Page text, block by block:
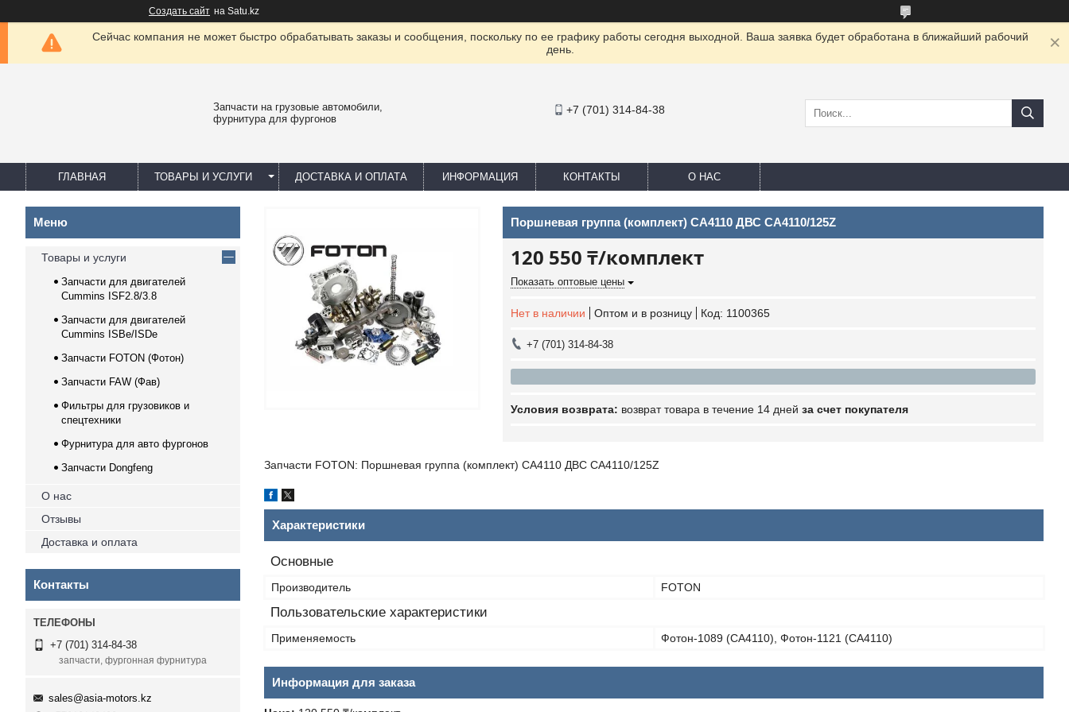
Создать сайт на Satu.kz
Сейчас компания не может быстро обрабатывать заказы и сообщения, поскольку по ее графику работы сегодня выходной. Ваша заявка будет обработана в ближайший рабочий
день.
Запчасти на грузовые автомобили,
фурнитура для фургонов
+7 (701) 314-84-38
ГЛАВНАЯ ТОВАРЫ И УСЛУГИ ДОСТАВКА И ОПЛАТА ИНФОРМАЦИЯ КОНТАКТЫ О НАС
Поршневая группа (комплект) CA4110 ДВС CA4110/125Z
120 550 ₸/комплект
Показать оптовые цены
Нет в наличии Оптом и в розницу Код: 1100365
+7 (701) 314-84-38
возврат товара в течение 14 дней за счет покупателя
Запчасти FOTON: Поршневая группа (комплект) CA4110 ДВС CA4110/125Z
Характеристики
Основные
Производитель FOTON
Пользовательские характеристики
Применяемость Фотон-1089 (CA4110), Фотон-1121 (CA4110)
Информация для заказа
Товары и услуги
Запчасти для двигателей
Cummins ISF2.8/3.8
Запчасти для двигателей
Cummins ISBe/ISDe
Запчасти FOTON (Фотон)
Запчасти FAW (Фав)
Фильтры для грузовиков и
спецтехники
Фурнитура для авто фургонов
Запчасти Dongfeng
О нас
Отзывы
Доставка и оплата
Контакты
+7 (701) 314-84-38
запчасти, фургонная фурнитура
sales@asia-motors.kz